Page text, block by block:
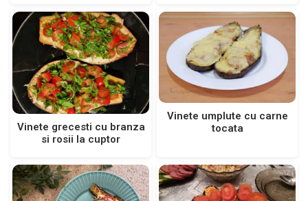
Vinete grecesti cu branza
si rosii la cuptor
Vinete umplute cu carne
tocata